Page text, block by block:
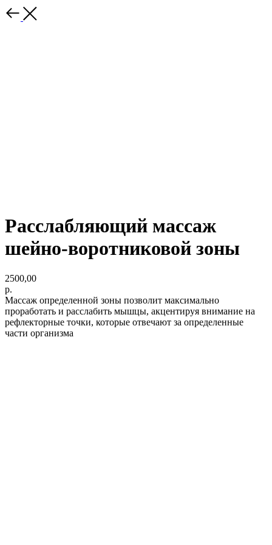
Расслабляющий массаж
шейно-воротниковой зоны
2500,00
р.
Массаж определенной зоны позволит максимально
проработать и расслабить мышцы, акцентируя внимание на
рефлекторные точки, которые отвечают за определенные
части организма